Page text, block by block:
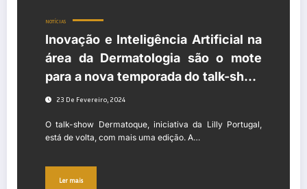
NOTÍCIAS
Inovação e Inteligência Artificial na
área da Dermatologia são o mote
para a nova temporada do talk-show
da Lilly
23 De Fevereiro, 2024
O talk-show Dermatoque, iniciativa da Lilly Portugal,
está de volta, com mais uma edição. A…
Ler mais